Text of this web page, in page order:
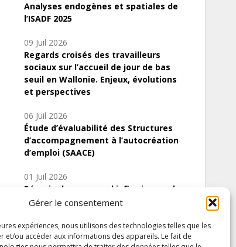
Gérer le consentement
expériences, nous utilisons des technologies telles que les
et/ou accéder aux informations des appareils. Le fait de
Analyses endogènes et spatiales de
l’ISADF 2025
09 Juil 2026
Regards croisés des travailleurs
sociaux sur l’accueil de jour de bas
seuil en Wallonie. Enjeux, évolutions
et perspectives
06 Juil 2026
Étude d’évaluabilité des Structures
d’accompagnement à l’autocréation
d’emploi (SAACE)
01 Juil 2026
Pénurie du personnel infirmier :quels
indicateurs d’offre de soins pour